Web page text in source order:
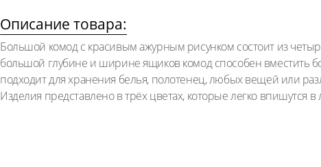
Описание товара:
Большой комод с красивым ажурным рисунком состоит из
большой глубине и ширине ящиков комод способен вместить
подходит для хранения белья, полотенец, любых вещей или
Изделия представлено в трёх цветах, которые легко впишутся